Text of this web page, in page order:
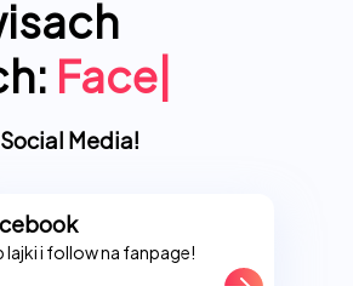
TikT|
Media!
lajki i follow na fanpage!